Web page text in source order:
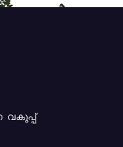
വകുപ്പ്